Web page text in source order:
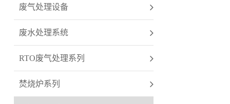
废气处理设备
废水处理系统
RTO废气处理系列
焚烧炉系列